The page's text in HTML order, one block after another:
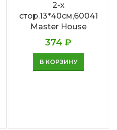
2-х
стор.13*40см,60041
Master House
374₽
В КОРЗИНУ